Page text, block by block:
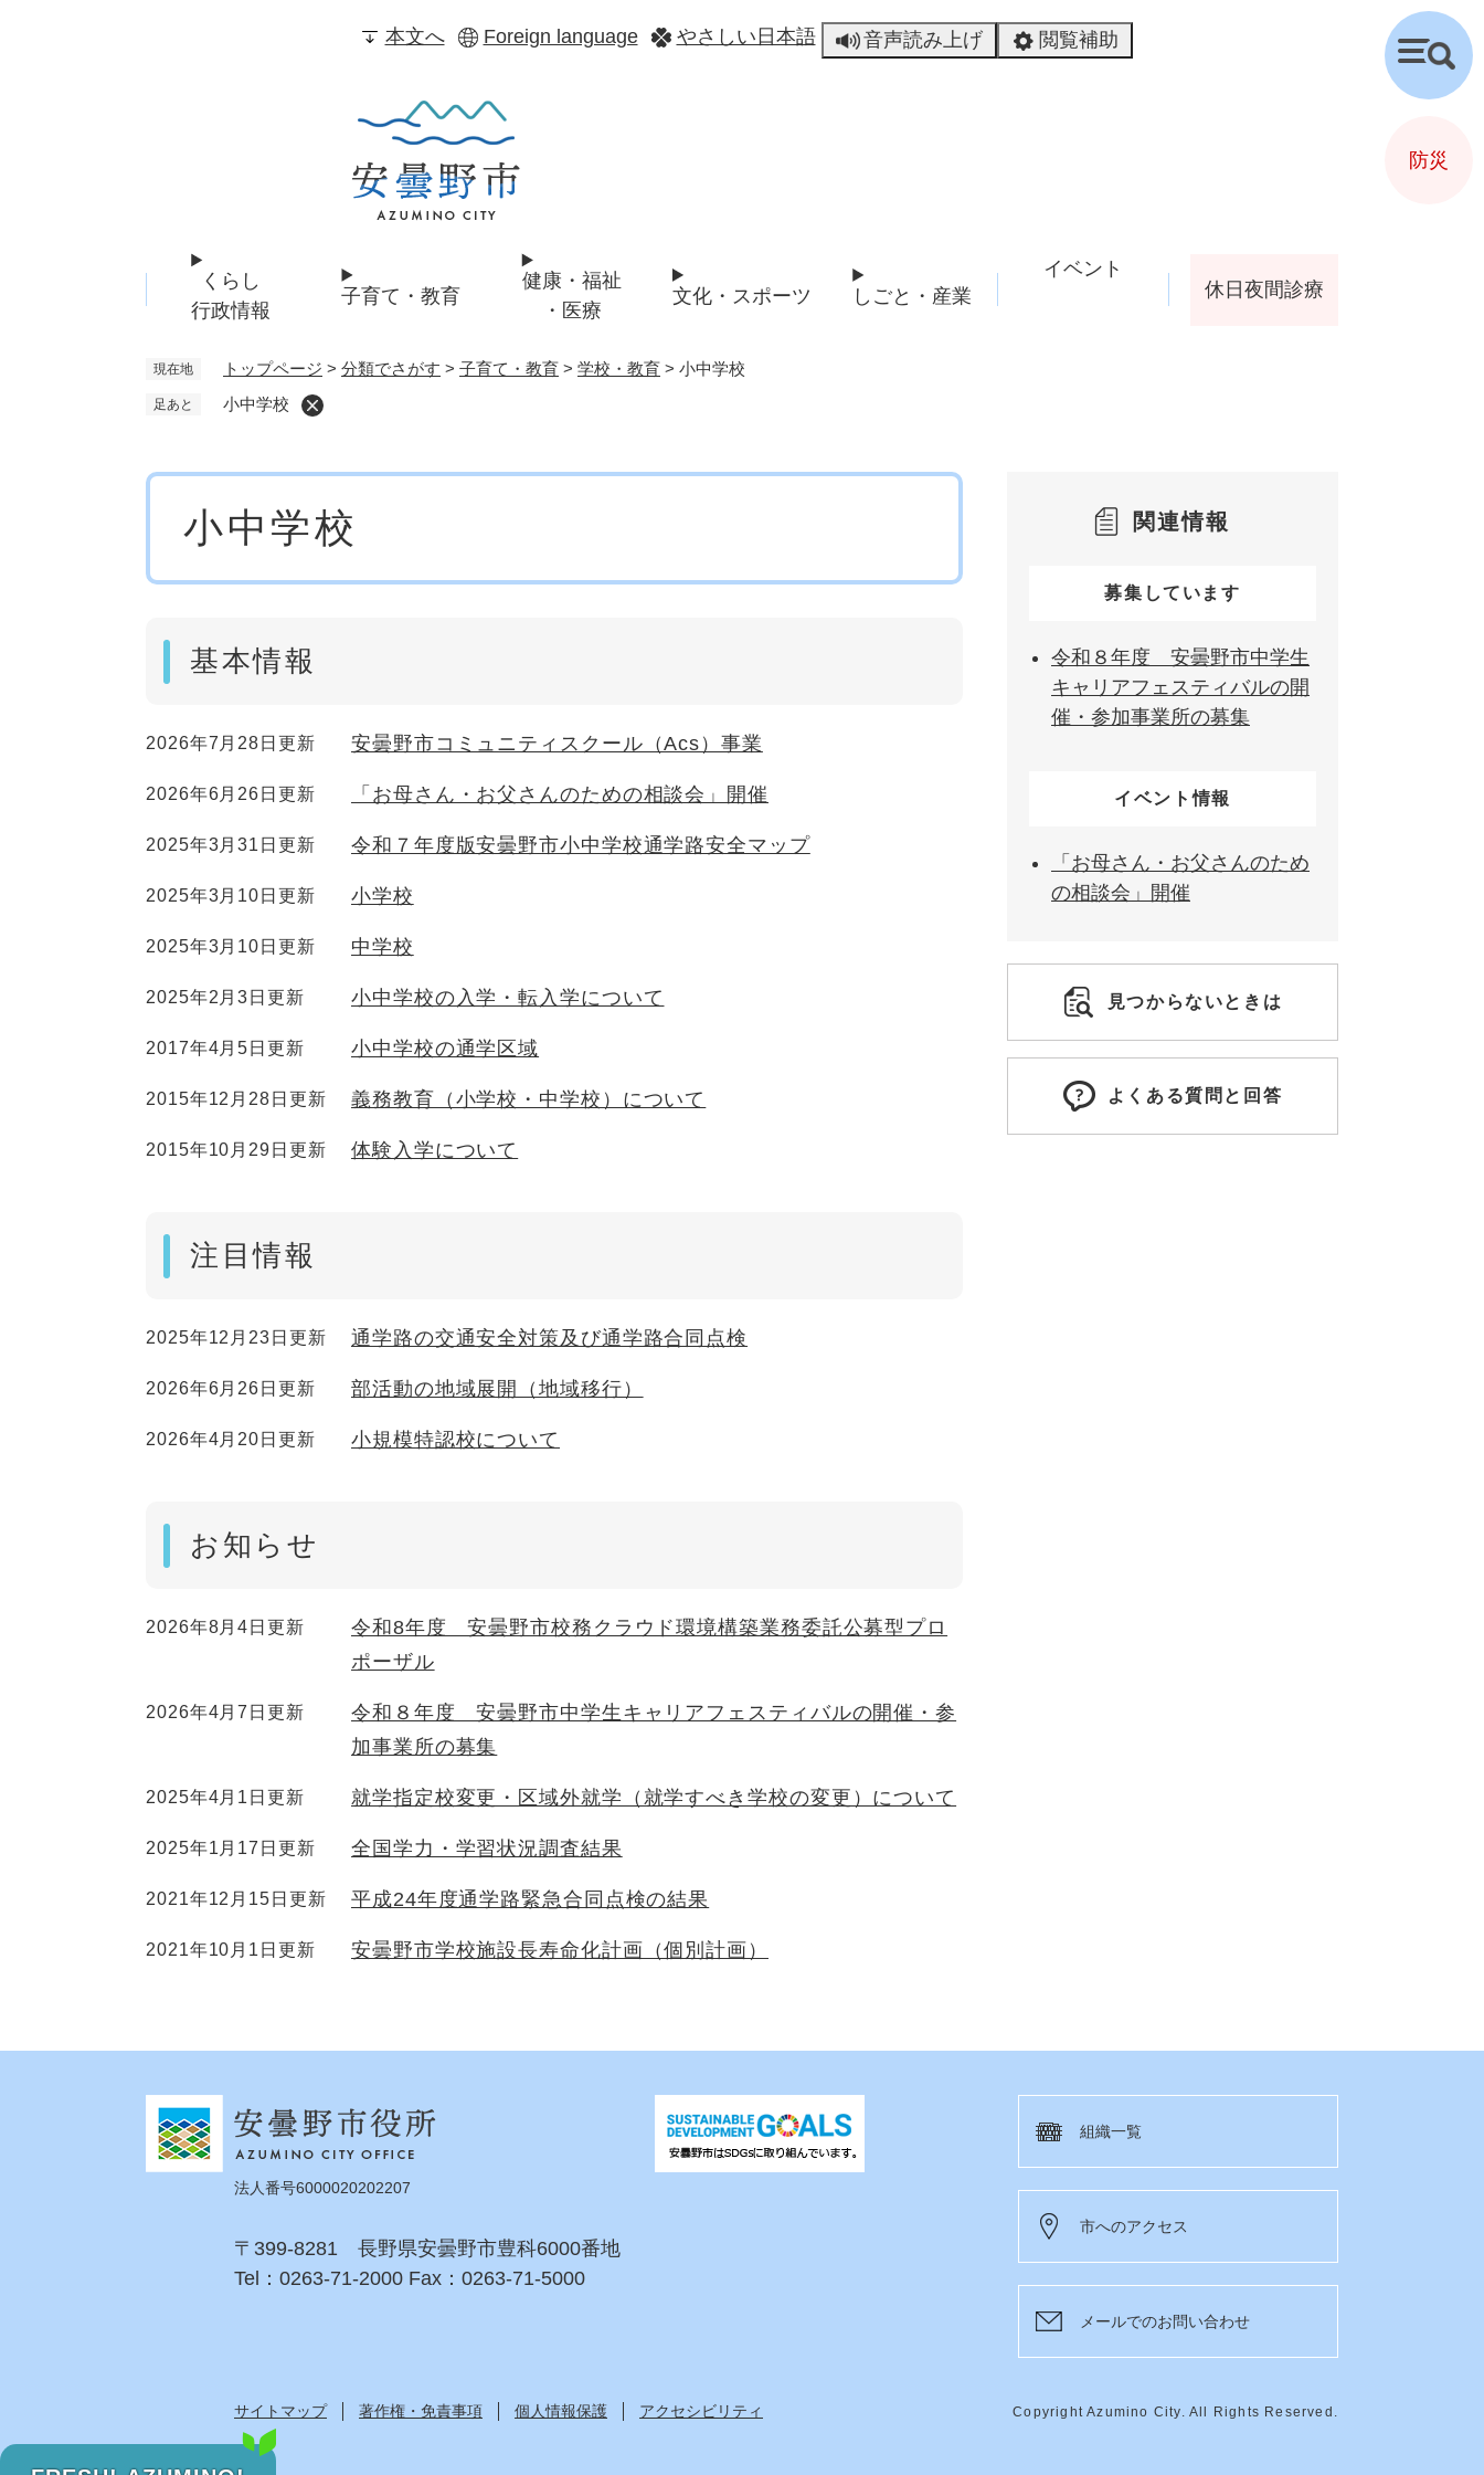
本文へ Foreign language やさしい日本語 音声読み上げ 閲覧補助
くらし
行政情報
子育て・教育
健康・福祉
・医療
文化・スポーツ しごと・産業
イベント
休日夜間診療
現在地 トップページ > 分類でさがす > 子育て・教育 > 学校・教育 > 小中学校
足あと 小中学校
小中学校
基本情報
2026年7月28日更新 安曇野市コミュニティスクール（Acs）事業
2026年6月26日更新 「お母さん・お父さんのための相談会」開催
2025年3月31日更新 令和７年度版安曇野市小中学校通学路安全マップ
2025年3月10日更新 小学校
2025年3月10日更新 中学校
2025年2月3日更新 小中学校の入学・転入学について
2017年4月5日更新 小中学校の通学区域
2015年12月28日更新 義務教育（小学校・中学校）について
2015年10月29日更新 体験入学について
注目情報
2025年12月23日更新 通学路の交通安全対策及び通学路合同点検
2026年6月26日更新 部活動の地域展開（地域移行）
2026年4月20日更新 小規模特認校について
お知らせ
2026年8月4日更新
令和8年度 安曇野市校務クラウド環境構築業務委託公募型プロ
ポーザル
2026年4月7日更新
令和８年度 安曇野市中学生キャリアフェスティバルの開催・参
加事業所の募集
2025年4月1日更新 就学指定校変更・区域外就学（就学すべき学校の変更）について
2025年1月17日更新 全国学力・学習状況調査結果
2021年12月15日更新 平成24年度通学路緊急合同点検の結果
2021年10月1日更新 安曇野市学校施設長寿命化計画（個別計画）
関連情報
募集しています
令和８年度 安曇野市中学生
キャリアフェスティバルの開
催・参加事業所の募集
イベント情報
「お母さん・お父さんのため
の相談会」開催
見つからないときは
よくある質問と回答
検
索
防災
法人番号6000020202207
〒399-8281 長野県安曇野市豊科6000番地
Tel：0263-71-2000 Fax：0263-71-5000
組織一覧
市へのアクセス
メールでのお問い合わせ
サイトマップ 著作権・免責事項 個人情報保護 アクセシビリティ Copyright Azumino City. All Rights Reserved.